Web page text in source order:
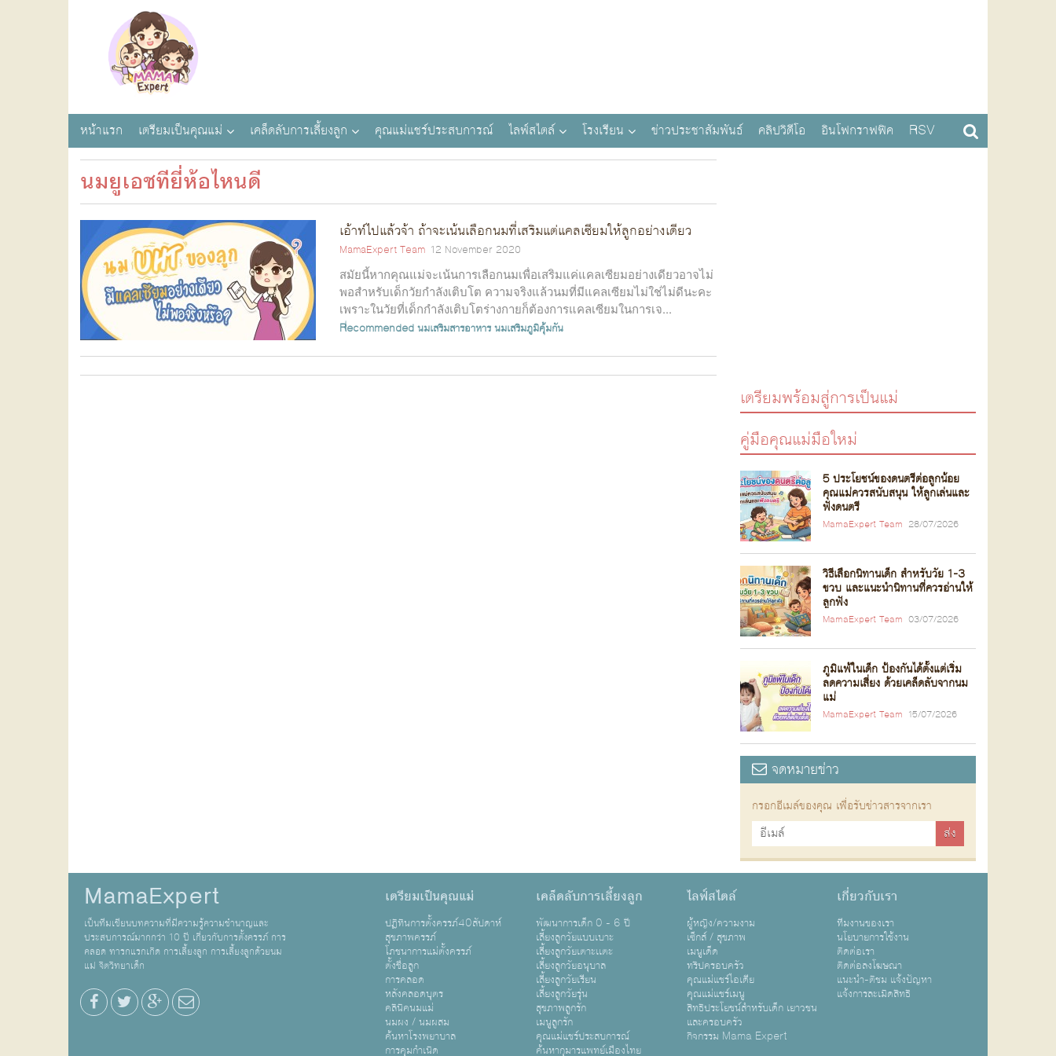
หน้าแรก เตรียมเป็นคุณแม่ เคล็ดลับการเลี้ยงลูก คุณแม่แชร์ประสบการณ์ ไลฟ์สไตล์ โรงเรียน ข่าวประชาสัมพันธ์ คลิปวิดีโอ อินโฟกราฟฟิค RSV
นมยูเอชทียี่ห้อไหนดี
เอ้าท์ไปแล้วจ้า ถ้าจะเน้นเลือกนมที่เสริมแต่แคลเซียมให้ลูกอย่างเดียว
MamaExpert Team 12 November 2020
สมัยนี้หากคุณแม่จะเน้นการเลือกนมเพื่อเสริมแค่แคลเซียมอย่างเดียวอาจไม่
พอสำหรับเด็กวัยกำลังเติบโต ความจริงแล้วนมที่มีแคลเซียมไม่ใช่ไม่ดีนะคะ
เพราะในวัยที่เด็กกำลังเติบโตร่างกายก็ต้องการแคลเซียมในการเจ...
Recommendedนมเสริมสารอาหารนมเสริมภูมิคุ้มกัน
เตรียมพร้อมสู่การเป็นแม่
คู่มือคุณแม่มือใหม่
5 ประโยชน์ของดนตรีต่อลูกน้อย
คุณแม่ควรสนับสนุน ให้ลูกเล่นและ
ฟังดนตรี
MamaExpert Team 28/07/2026
วิธีเลือกนิทานเด็ก สำหรับวัย 1-3
ขวบ และแนะนำนิทานที่ควรอ่านให้
ลูกฟัง
MamaExpert Team 03/07/2026
ภูมิแพ้ในเด็ก ป้องกันได้ตั้งแต่เริ่ม
ลดความเสี่ยง ด้วยเคล็ดลับจากนม
แม่
MamaExpert Team 15/07/2026
จดหมายข่าว
กรอกอีเมล์ของคุณ เพื่อรับข่าวสารจากเรา
MamaExpert
เป็นทีมเขียนบทความที่มีความรู้ความชำนาญและ
ประสบการณ์มากกว่า 10 ปี เกี่ยวกับการตั้งครรภ์ การ
คลอด ทารกแรกเกิด การเลี้ยงลูก การเลี้ยงลูกด้วยนม
แม่ จิตวิทยาเด็ก
เตรียมเป็นคุณแม่
ปฏิทินการตั้งครรภ์40สัปดาห์
สุขภาพครรภ์
โภชนาการแม่ตั้งครรภ์
ตั้งชื่อลูก
การคลอด
หลังคลอดบุตร
คลินิคนมแม่
นมผง / นมผสม
ค้นหาโรงพยาบาล
การคุมกำเนิด
เคล็ดลับการเลี้ยงลูก
พัฒนาการเด็ก 0 - 6 ปี
เลี้ยงลูกวัยแบบเบาะ
เลี้ยงลูกวัยเตาะเเตะ
เลี้ยงลูกวัยอนุบาล
เลี้ยงลูกวัยเรียน
เลี้ยงลูกวัยรุ่น
สุขภาพลูกรัก
เมนูลูกรัก
คุณแม่แชร์ประสบการณ์
ค้นหากุมารแพทย์เมืองไทย
ไลฟ์สไตล์
ผู้หญิง/ความงาม
เซ็กส์ / สุขภาพ
เมนูเด็ด
ทริปครอบครัว
คุณแม่แชร์ไอเดีย
คุณแม่แชร์เมนู
สิทธิประโยชน์สำหรับเด็ก เยาวชน
และครอบครัว
กิจกรรม Mama Expert
เกี่ยวกับเรา
ทีมงานของเรา
นโยบายการใช้งาน
ติดต่อเรา
ติดต่อลงโฆษณา
แนะนำ-ติชม แจ้งปัญหา
แจ้งการละเมิดสิทธิ